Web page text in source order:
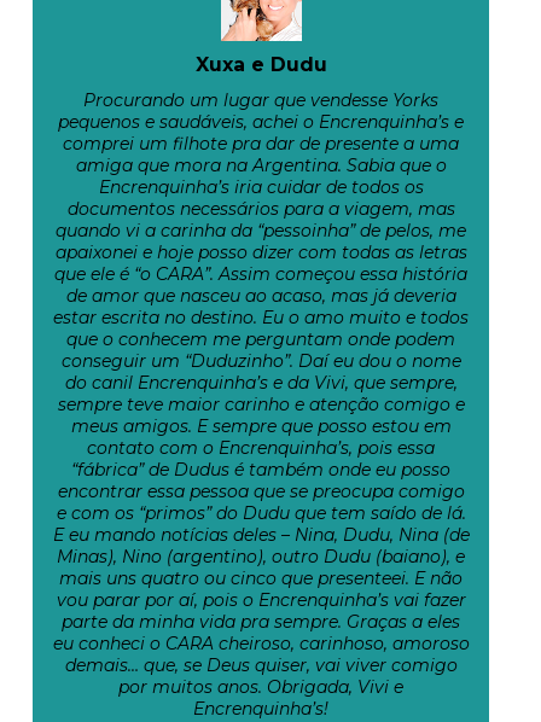
Xuxa e Dudu
Procurando um lugar que vendesse Yorks
pequenos e saudáveis, achei o Encrenquinha’s e
comprei um filhote pra dar de presente a uma
amiga que mora na Argentina. Sabia que o
Encrenquinha’s iria cuidar de todos os
documentos necessários para a viagem, mas
quando vi a carinha da “pessoinha” de pelos, me
apaixonei e hoje posso dizer com todas as letras
que ele é “o CARA”. Assim começou essa história
de amor que nasceu ao acaso, mas já deveria
estar escrita no destino. Eu o amo muito e todos
que o conhecem me perguntam onde podem
conseguir um “Duduzinho”. Daí eu dou o nome
do canil Encrenquinha’s e da Vivi, que sempre,
sempre teve maior carinho e atenção comigo e
meus amigos. E sempre que posso estou em
contato com o Encrenquinha’s, pois essa
“fábrica” de Dudus é também onde eu posso
encontrar essa pessoa que se preocupa comigo
e com os “primos” do Dudu que tem saído de lá.
E eu mando notícias deles – Nina, Dudu, Nina (de
Minas), Nino (argentino), outro Dudu (baiano), e
mais uns quatro ou cinco que presenteei. E não
vou parar por aí, pois o Encrenquinha’s vai fazer
parte da minha vida pra sempre. Graças a eles
eu conheci o CARA cheiroso, carinhoso, amoroso
demais… que, se Deus quiser, vai viver comigo
por muitos anos. Obrigada, Vivi e
Encrenquinha’s!